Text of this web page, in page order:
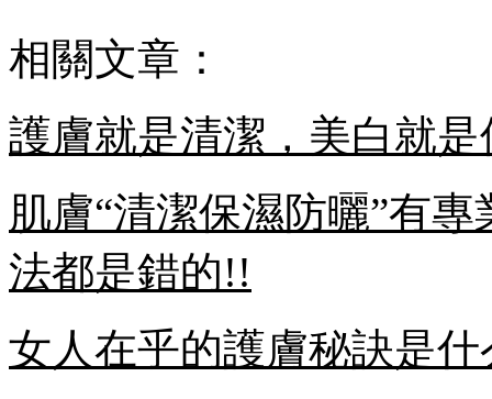
相關文章：
護膚就是清潔，美白就是
肌膚“清潔保濕防曬”有
法都是錯的!!
女人在乎的護膚秘訣是